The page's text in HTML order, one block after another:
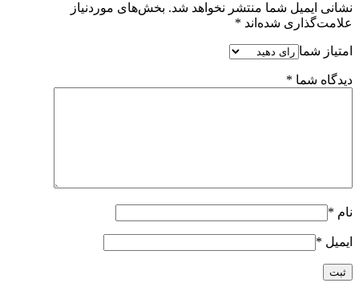
نشانی ایمیل شما منتشر نخواهد شد. بخش‌های موردنیاز
علامت‌گذاری شده‌اند *
امتیاز شما
دیدگاه شما *
نام *
ایمیل *